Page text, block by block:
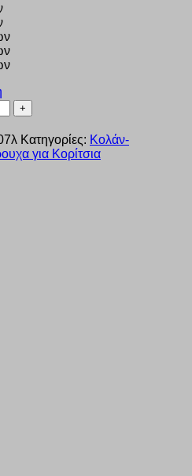
Κατηγορίες: Κολάν-
για Κορίτσια